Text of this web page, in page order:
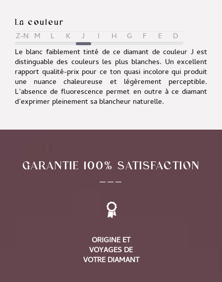
La couleur
Z-N M L K J I H G F E
D
Le blanc faiblement tinté de ce diamant de couleur J est
distinguable des couleurs les plus blanches. Un excellent
rapport qualité-prix pour ce ton quasi incolore qui produit
une nuance chaleureuse et légèrement perceptible.
L’absence de fluorescence permet en outre à ce diamant
d’exprimer pleinement sa blancheur naturelle.
GARANTIE 100% SATISFACTION
ORIGINE ET
VOYAGES DE
VOTRE DIAMANT